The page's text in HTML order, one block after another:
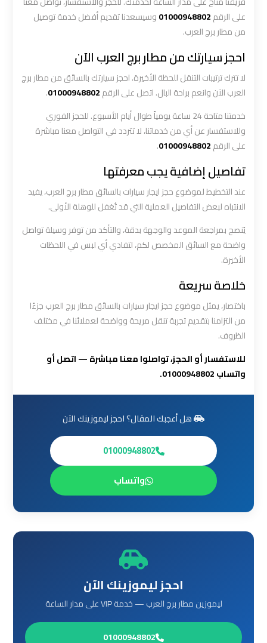
على الرقم01000948802وسيسعدنا تقديم أفضل خدمة توصيل
من مطار برج العرب.
احجز سيارتك من مطار برج العرب الآن
لا تترك ترتيبات التنقل للحظة الأخيرة. احجز سيارتك بالسائق من مطار برج
العرب الآن وانعم براحة البال. اتصل على الرقم01000948802
.
خدمتنا متاحة 24 ساعة يومياً طوال أيام الأسبوع. للحجز الفوري
وللاستفسار عن أي من خدماتنا، لا تتردد في التواصل معنا مباشرة
على الرقم01000948802
.
تفاصيل إضافية يجب معرفتها
عند التخطيط لموضوع حجز ايجار سيارات بالسائق مطار برج العرب، يفيد
الانتباه لبعض التفاصيل العملية التي قد تُغفل للوهلة الأولى.
يُنصح بمراجعة الموعد والوجهة بدقة، والتأكد من توفر وسيلة تواصل
واضحة مع السائق المخصص لكم، لتفادي أي لبس في اللحظات
الأخيرة.
خلاصة سريعة
باختصار، يمثل موضوع حجز ايجار سيارات بالسائق مطار برج العرب جزءًا
من التزامنا بتقديم تجربة تنقل مريحة وواضحة لعملائنا في مختلف
الظروف.
للاستفسار أو الحجز، تواصلوا معنا مباشرة — اتصل أو
واتساب 01000948802.
هل أعجبك المقال؟ احجز ليموزينك الآن
01000948802
واتساب
احجز ليموزينك الآن
ليموزين مطار برج العرب — خدمة VIP على مدار الساعة
01000948802
الساخن
ليموزين
القاهرة
اسكندرية
ليموزين
العرب
مرسي
مطروح
الاسكندرية
القاهرة
ليموزين
من
القاهرة
مطار